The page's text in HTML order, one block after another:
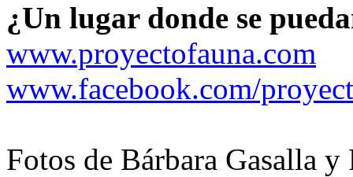
¿Un lugar donde se
www.proyectofauna.com
www.facebook.com/
Fotos de Bárbara Gasalla y